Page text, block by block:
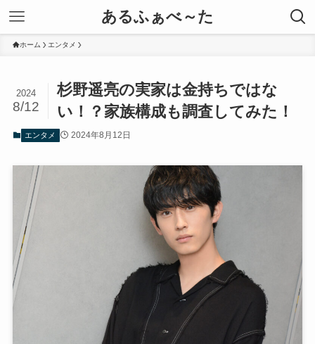
あるふぁべ～た
ホーム エンタメ
杉野遥亮の実家は金持ちではな
い！？家族構成も調査してみた！
2024
8/12
エンタメ 2024年8月12日